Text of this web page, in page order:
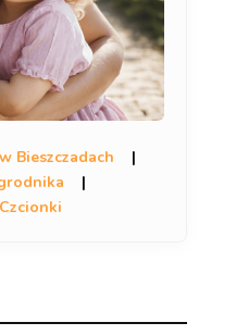
Bieszczadach
|
|